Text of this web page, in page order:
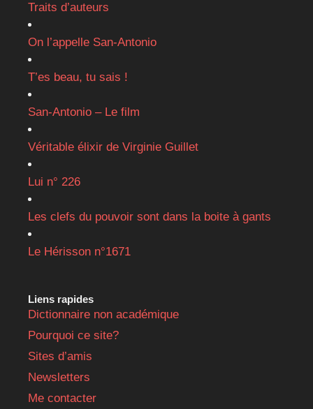
Traits d’auteurs
On l’appelle San-Antonio
T’es beau, tu sais !
San-Antonio – Le film
Véritable élixir de Virginie Guillet
Lui n° 226
Les clefs du pouvoir sont dans la boite à gants
Le Hérisson n°1671
Liens rapides
Dictionnaire non académique
Pourquoi ce site?
Sites d’amis
Newsletters
Me contacter